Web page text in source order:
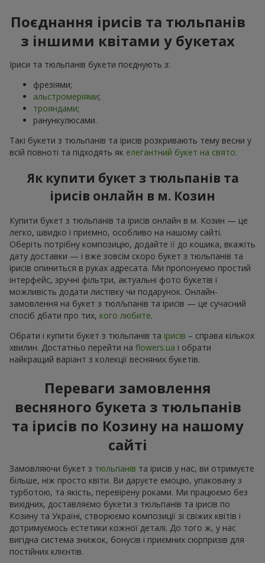
Поєднання ірисів та тюльпанів
з іншими квітами у букетах
Іриси та тюльпанів букети поєднують з:
фрезіями;
альстромеріями;
трояндами;
ранункулюсами.
Такі букети з тюльпанів та ірисів розкривають тему весни у
всій повноті та підходять як елегантний букет на свято.
Як купити букет з тюльпанів та
ірисів онлайн в м. Козин
Купити букет з тюльпанів та ірисів онлайн в м. Козин — це
легко, швидко і приємно, особливо на нашому сайті.
Оберіть потрібну композицію, додайте її до кошика, вкажіть
дату доставки — і вже зовсім скоро букет з тюльпанів та
ірисів опиниться в руках адресата. Ми пропонуємо простий
інтерфейс, зручні фільтри, актуальні фото букетів і
можливість додати листівку чи подарунок. Онлайн-
замовлення на букет з тюл/ьпанів та ірисів — це сучасний
спосіб дбати про тих, кого любите.
Обрати і купити букет з тюльпанів та ірисів – справа кількох
хвилин. Достатньо перейти на flowers.ua і обрати
найкращий варіант з колекції весняних букетів.
Переваги замовлення
весняного букета з тюльпанів
та ірисів по Козину на нашому
сайті
Замовляючи букет з тюльпанів та ірисів у нас, ви отримуєте
більше, ніж просто квіти. Ви даруєте емоцію, упаковану з
турботою, та якість, перевірену роками. Ми працюємо без
вихідних, доставляємо букети з тюльпанів та ірисів по
Козину та Україні, створюємо композиції зі свіжих квітів і
дотримуємось естетики кожної деталі. До того ж, у нас
вигідна система знижок, бонусів і приємних сюрпризів для
постійних клієнтів.